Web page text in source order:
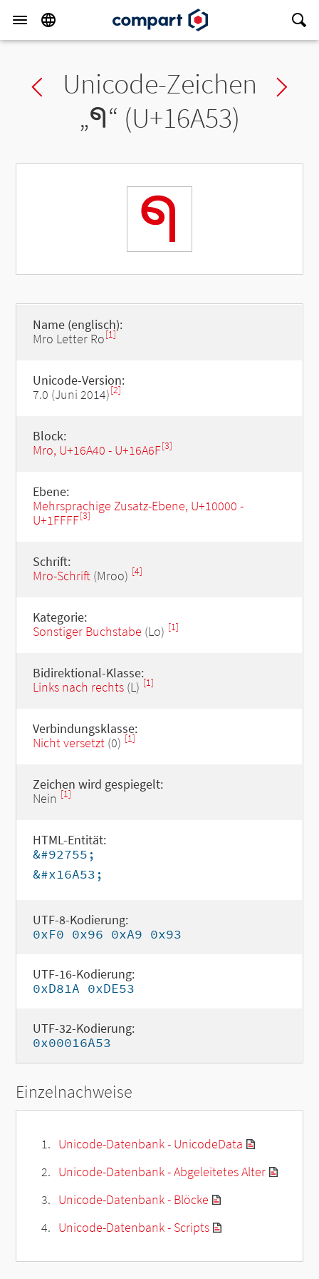
Previous char
Unicode-Zeichen
„𖩓“ (U+16A53)
𖩓
Name (englisch):
Mro Letter Ro[1]
Unicode-Version:
7.0 (Juni 2014)[2]
Block:
Mro, U+16A40 - U+16A6F[3]
Ebene:
Mehrsprachige Zusatz-Ebene, U+10000 -
U+1FFFF[3]
Schrift:
Mro-Schrift(Mroo) [4]
Kategorie:
Sonstiger Buchstabe (Lo) [1]
Bidirektional-Klasse:
Links nach rechts(L) [1]
Verbindungsklasse:
Nicht versetzt(0) [1]
Zeichen wird gespiegelt:
Nein [1]
HTML-Entität:
&#92755;
&#x16A53;
UTF-8-Kodierung:
0xF0 0x96 0xA9 0x93
UTF-16-Kodierung:
0xD81A 0xDE53
UTF-32-Kodierung:
0x00016A53
Einzelnachweise
Unicode-Datenbank - UnicodeData
Unicode-Datenbank - Abgeleitetes Alter
Unicode-Datenbank - Blöcke
Unicode-Datenbank - Scripts